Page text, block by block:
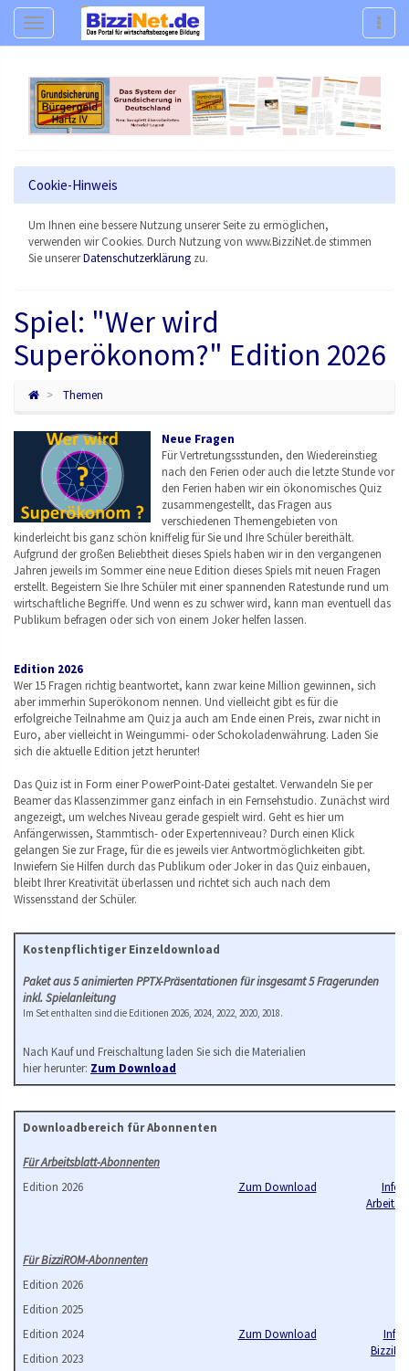
Navigation
Cookie-Hinweis
Um Ihnen eine bessere Nutzung unserer Seite zu ermöglichen,
verwenden wir Cookies. Durch Nutzung von www.BizziNet.de stimmen
Sie unsererDatenschutzerklärung zu.
Spiel: "Wer wird
Superökonom?" Edition 2026
Themen
Neue Fragen
Für Vertretungssstunden, den Wiedereinstieg
nach den Ferien oder auch die letzte Stunde vor
den Ferien haben wir ein ökonomisches Quiz
zusammengestellt, das Fragen aus
verschiedenen Themengebieten von
kinderleicht bis ganz schön kniffelig für Sie und Ihre Schüler bereithält.
Aufgrund der großen Beliebtheit dieses Spiels haben wir in den vergangenen
Jahren jeweils im Sommer eine neue Edition dieses Spiels mit neuen Fragen
erstellt. Begeistern Sie Ihre Schüler mit einer spannenden Ratestunde rund um
wirtschaftliche Begriffe. Und wenn es zu schwer wird, kann man eventuell das
Publikum befragen oder sich von einem Joker helfen lassen.
Edition 2026
Wer 15 Fragen richtig beantwortet, kann zwar keine Million gewinnen, sich
aber immerhin Superökonom nennen. Und vielleicht gibt es für die
erfolgreiche Teilnahme am Quiz ja auch am Ende einen Preis, zwar nicht in
Euro, aber vielleicht in Weingummi- oder Schokoladenwährung. Laden Sie
sich die aktuelle Edition jetzt herunter!
Das Quiz ist in Form einer PowerPoint-Datei gestaltet. Verwandeln Sie per
Beamer das Klassenzimmer ganz einfach in ein Fernsehstudio. Zunächst wird
angezeigt, um welches Niveau gerade gespielt wird. Geht es hier um
Anfängerwissen, Stammtisch- oder Expertenniveau? Durch einen Klick
gelangen Sie zur Frage, für die es jeweils vier Antwortmöglichkeiten gibt.
Inwiefern Sie Hilfen durch das Publikum oder Joker in das Quiz einbauen,
bleibt Ihrer Kreativität überlassen und richtet sich auch nach dem
Wissensstand der Schüler.
Kostenpflichtiger Einzeldownload
Paket aus 5 animierten PPTX-Präsentationen für insgesamt 5 Fragerunden
inkl. Spielanleitung
Im Set enthalten sind die Editionen 2026, 2024, 2022, 2020, 2018.
Nach Kauf und Freischaltung laden Sie sich die Materialien
hier herunter: Zum Download
Downloadbereich für Abonnenten
Für Arbeitsblatt-Abonnenten
Edition 2026
Zum Download
Infos
Für BizziROM-Abonnenten
Edition 2026
Edition 2025
Edition 2024
Edition 2023
Zum Download